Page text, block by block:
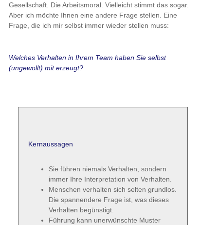
Gesellschaft. Die Arbeitsmoral. Vielleicht stimmt das sogar.
Aber ich möchte Ihnen eine andere Frage stellen. Eine
Frage, die ich mir selbst immer wieder stellen muss:
Welches Verhalten in Ihrem Team haben Sie selbst
(ungewollt) mit erzeugt?
Kernaussagen
Sie führen niemals Verhalten, sondern
immer Ihre Interpretation von Verhalten.
Menschen verhalten sich selten grundlos.
Die spannendere Frage ist, was dieses
Verhalten begünstigt.
Führung kann unerwünschte Muster